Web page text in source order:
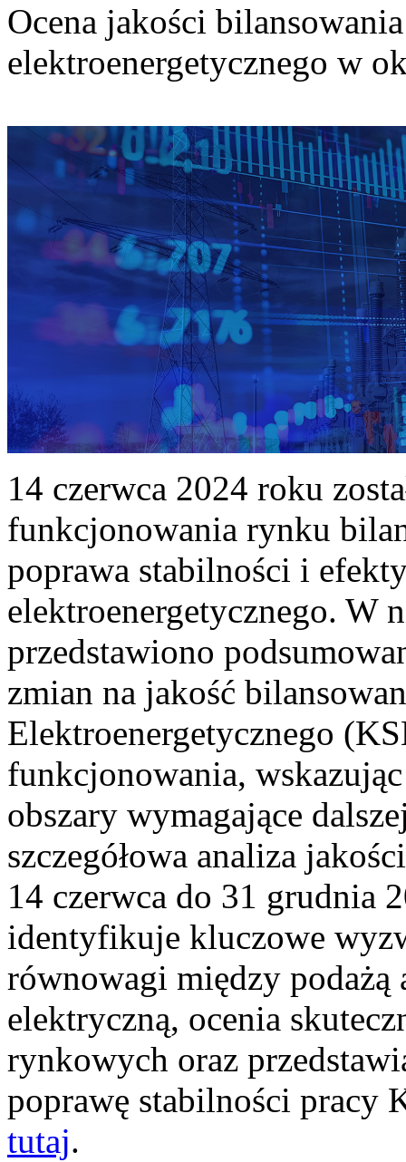
Ocena jakości
elektroenergetycznego w
14 czerwca 2024 roku
funkcjonowania rynku
poprawa stabilności i
elektroenergetycznego. W
przedstawiono
zmian na jakość
Elektroenergetycznego
funkcjonowania,
obszary wymagające
szczegółowa analiza
14 czerwca do 31 grudnia
identyfikuje kluczowe
równowagi między podażą
elektryczną, ocenia
rynkowych oraz
poprawę stabilności pracy
tutaj.